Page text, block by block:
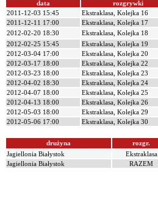
data rozgrywki
2011-12-03 15:45
Ekstraklasa, Kolejka 16
2011-12-11 17:00
Ekstraklasa, Kolejka 17
2012-02-20 18:30
Ekstraklasa, Kolejka 18
2012-02-25 15:45
Ekstraklasa, Kolejka 19
2012-03-04 17:00
Ekstraklasa, Kolejka 20
2012-03-17 18:00
Ekstraklasa, Kolejka 22
2012-03-23 18:00
Ekstraklasa, Kolejka 23
2012-04-02 18:30
Ekstraklasa, Kolejka 24
2012-04-07 18:00
Ekstraklasa, Kolejka 25
2012-04-13 18:00
Ekstraklasa, Kolejka 26
2012-05-03 18:00
Ekstraklasa, Kolejka 29
2012-05-06 17:00
Ekstraklasa, Kolejka 30
drużyna rozgr.
Jagiellonia Białystok
Ekstraklasa
Jagiellonia Białystok
RAZEM